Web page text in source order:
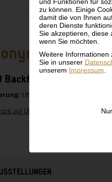
zu können. Einige
damit die von Ihnen
deren Dienste
Sie akzeptieren, diese
wenn Sie möchten.
Weitere Informationen
Sie in unserer
unserem Impressum
Backformen aus Blech
1890-1925
zur Übersicht